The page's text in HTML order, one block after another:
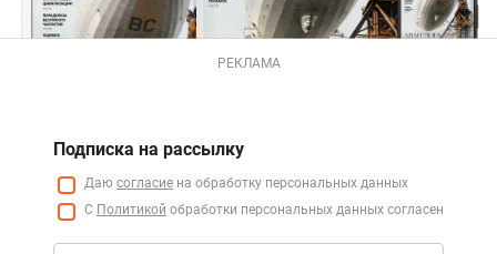
РЕКЛАМА
Подписка на рассылку
Даю согласие на обработку персональных данных
С Политикой обработки персональных данных согласен